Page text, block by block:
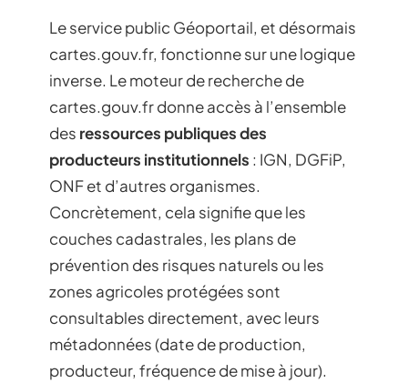
Le service public Géoportail, et désormais
cartes.gouv.fr, fonctionne sur une logique
inverse. Le moteur de recherche de
cartes.gouv.fr donne accès à l’ensemble
des ressources publiques des
producteurs institutionnels : IGN, DGFiP,
ONF et d’autres organismes.
Concrètement, cela signifie que les
couches cadastrales, les plans de
prévention des risques naturels ou les
zones agricoles protégées sont
consultables directement, avec leurs
métadonnées (date de production,
producteur, fréquence de mise à jour).